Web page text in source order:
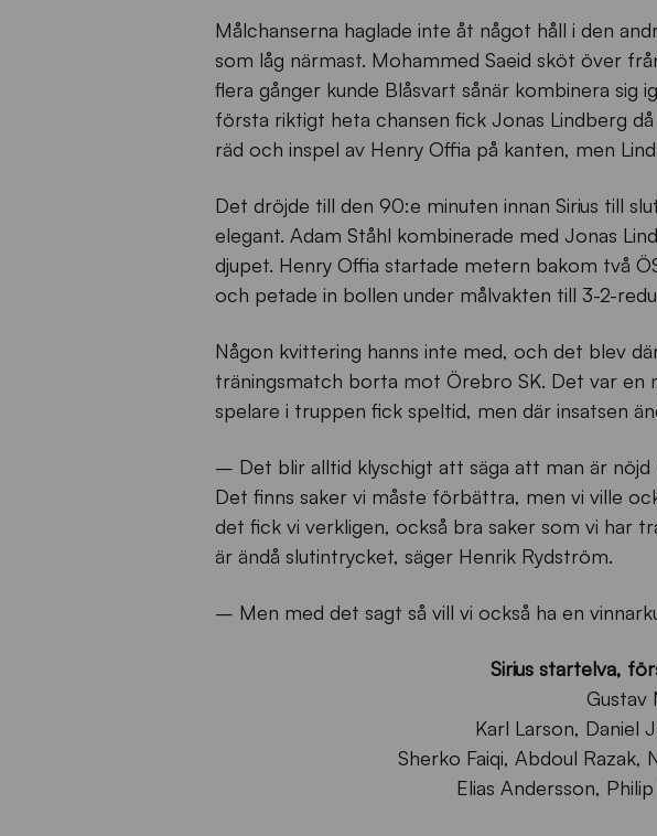
Målchanserna haglade inte åt något håll i den
som låg närmast. Mohammed Saeid sköt över
flera gånger kunde Blåsvart sånär kombinera sig
första riktigt heta chansen fick Jonas Lindberg
räd och inspel av Henry Offia på kanten, men
Det dröjde till den 90:e minuten innan Sirius till
elegant. Adam Ståhl kombinerade med Jonas
djupet. Henry Offia startade metern bakom två
och petade in bollen under målvakten till 3-2-
Någon kvittering hanns inte med, och det blev
träningsmatch borta mot Örebro SK. Det var en
spelare i truppen fick speltid, men där insatsen
– Det blir alltid klyschigt att säga att man är
Det finns saker vi måste förbättra, men vi ville
det fick vi verkligen, också bra saker som vi har
är ändå slutintrycket, säger Henrik Rydström.
– Men med det sagt så vill vi också ha en
Sirius startelva,
Gustav
Karl Larson, Daniel
Sherko Faiqi, Abdoul Razak,
Elias Andersson,